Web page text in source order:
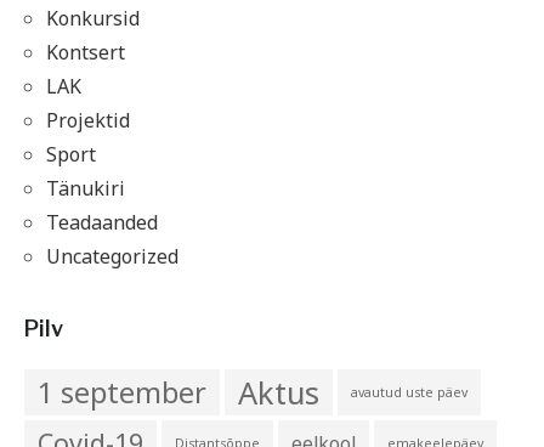
Konkursid
Kontsert
LAK
Projektid
Sport
Tänukiri
Teadaanded
Uncategorized
Pilv
1 september Aktus avautud uste päev